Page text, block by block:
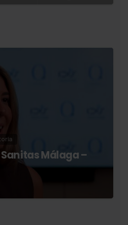
Málaga –